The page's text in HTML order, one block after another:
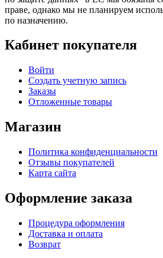
праве, однако мы не планируем
по назначению.
Кабинет покупателя
Войти
Создать учетную запись
Заказы
Отложенные товары
Магазин
Политика конфиденциальности
Отзывы покупателей
Карта сайта
Оформление заказа
Процедура оформления
Доставка и оплата
Возврат